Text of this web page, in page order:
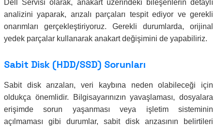
Dell Servisi olarak, anakart üzerindeki bileşenlerin detaylı
analizini yaparak, arızalı parçaları tespit ediyor ve gerekli
onarımları gerçekleştiriyoruz. Gerekli durumlarda, orijinal
yedek parçalar kullanarak anakart değişimini de yapabiliriz.
Sabit Disk (HDD/SSD) Sorunları
Sabit disk arızaları, veri kaybına neden olabileceği için
oldukça önemlidir. Bilgisayarınızın yavaşlaması, dosyalara
erişimde sorun yaşanması veya işletim sisteminin
açılmaması gibi durumlar, sabit disk arızasının belirtileri